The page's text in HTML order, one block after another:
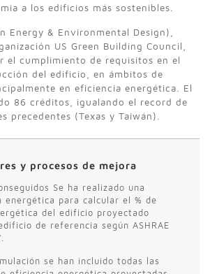
a los edificios más sostenibles.
Energy & Environmental Design),
US Green Building Council,
el cumplimiento de requisitos en el
del edificio, en ámbitos de
en eficiencia energética. El
86 créditos, igualando el record de
precedentes (Texas y Taiwán).
y procesos de mejora
Se ha realizado una
energética para calcular el % de
del edificio proyectado
de referencia según ASHRAE
se han incluido todas las